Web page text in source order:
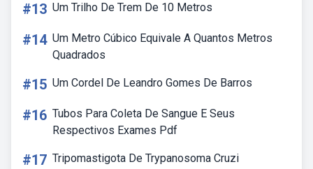
#13 Um Trilho De Trem De 10 Metros
#14 Um Metro Cúbico Equivale A Quantos Metros
Quadrados
#15 Um Cordel De Leandro Gomes De Barros
#16 Tubos Para Coleta De Sangue E Seus
Respectivos Exames Pdf
#17 Tripomastigota De Trypanosoma Cruzi